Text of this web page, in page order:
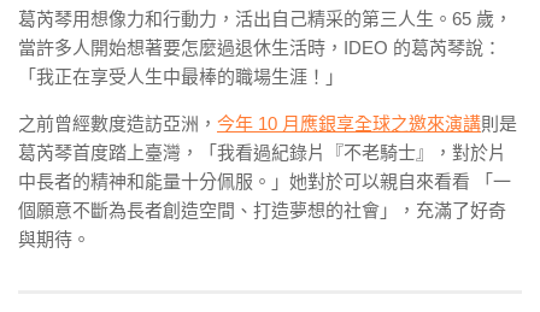
葛芮琴用想像力和行動力，活出自己精采的第三人生。65 歲，
當許多人開始想著要怎麼過退休生活時，IDEO 的葛芮琴說：
「我正在享受人生中最棒的職場生涯！」
之前曾經數度造訪亞洲， 今年 10 月應銀享全球之邀來演講則是
葛芮琴首度踏上臺灣，「我看過紀錄片『不老騎士』，對於片
中長者的精神和能量十分佩服。」她對於可以親自來看看 「一
個願意不斷為長者創造空間、打造夢想的社會」，充滿了好奇
與期待。